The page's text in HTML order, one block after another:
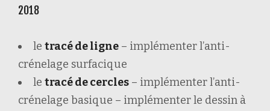
2018
le tracé de ligne – implémenter l’anti-
crénelage surfacique
le tracé de cercles – implémenter l’anti-
crénelage basique – implémenter le dessin à